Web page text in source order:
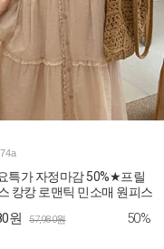
특가 자정마감 50%★프릴
캉캉 로맨틱 민소매 원피스
원 57,980원 50%